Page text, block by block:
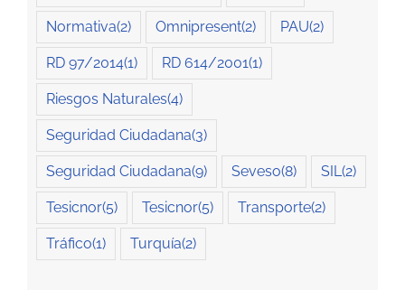
Normativa(2) Omnipresent(2) PAU(2)
RD 97/2014(1) RD 614/2001(1)
Riesgos Naturales(4)
Seguridad Ciudadana(3)
Seguridad Ciudadana(9) Seveso(8) SIL (2)
Tesicnor(5) Tesicnor(5) Transporte(2)
Tráfico(1) Turquía(2)